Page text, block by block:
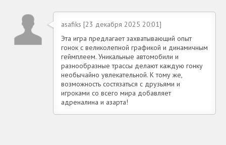
asafiks [23 декабря 2025 20:01]
Эта игра предлагает захватывающий опыт
гонок с великолепной графикой и динамичным
геймплеем. Уникальные автомобили и
разнообразные трассы делают каждую гонку
необычайно увлекательной. К тому же,
возможность состязаться с друзьями и
игроками со всего мира добавляет
адреналина и азарта!